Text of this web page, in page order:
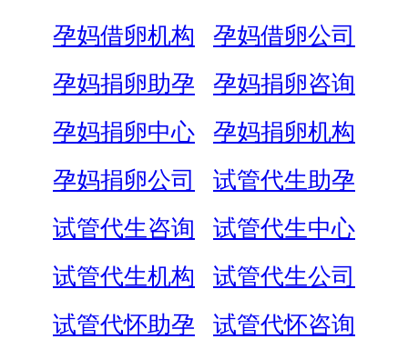
孕妈借卵机构
孕妈借卵公司
孕妈捐卵助孕
孕妈捐卵咨询
孕妈捐卵中心
孕妈捐卵机构
孕妈捐卵公司
试管代生助孕
试管代生咨询
试管代生中心
试管代生机构
试管代生公司
试管代怀助孕
试管代怀咨询